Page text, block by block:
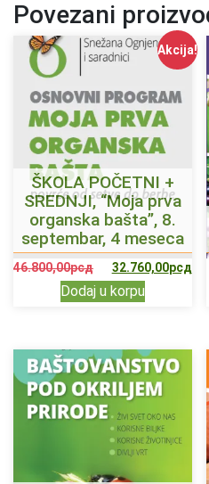
Povezani
Akcija!
ŠKOLA POČETNI +
SREDNJI, “Moja prva
organska bašta”, 8.
septembar, 4 meseca
46.800,00рсд 32.760,00рсд
Dodaj u korpu